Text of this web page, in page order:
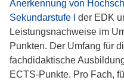
Anerkennung von
Sekundarstufe I
der EDK
Leistungsnachweise im
Punkten. Der Umfang für
fachdidaktische
ECTS-Punkte. Pro Fach,